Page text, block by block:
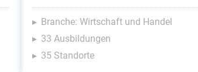
Branche: Wirtschaft und Handel
33 Ausbildungen
35 Standorte